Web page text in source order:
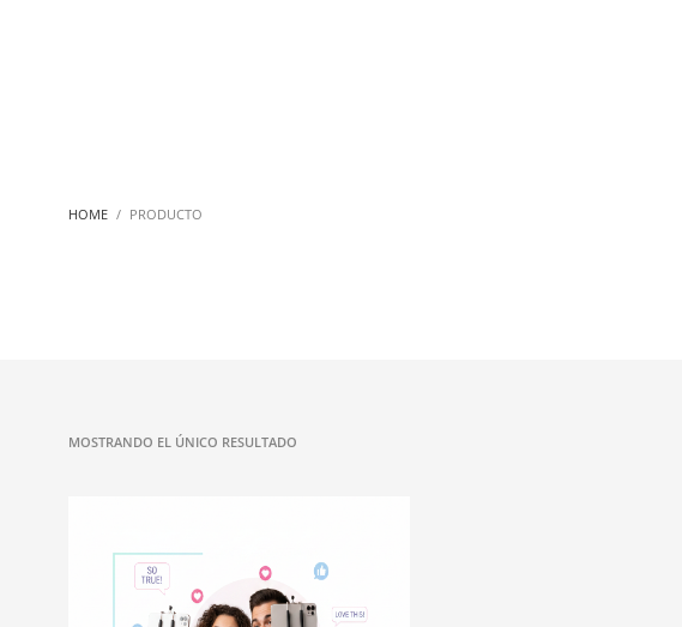
HOME PRODUCTO
MOSTRANDO EL ÚNICO RESULTADO